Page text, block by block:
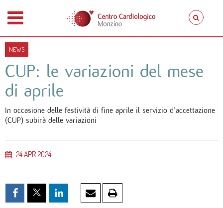
NEWS
CUP: le variazioni del mese
di aprile
In occasione delle festività di fine aprile il servizio d'accettazione
(CUP) subirà delle variazioni
24APR 2024